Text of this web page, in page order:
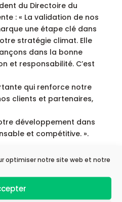
optimiser notre site web et notre
du Directoire du
: « La validation de nos
une étape clé dans
stratégie climat. Elle
dans la bonne
et responsabilité. C’est
qui renforce notre
clients et partenaires,
développement dans
et compétitive. ».
et multisites